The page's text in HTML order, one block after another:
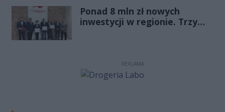
zmienia zasady gry
Ponad 8 mln zł nowych
inwestycji w regionie. Trzy
REKLAMA